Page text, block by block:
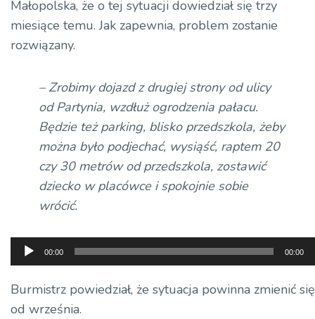
Małopolska, że o tej sytuacji dowiedział się trzy
miesiące temu. Jak zapewnia, problem zostanie
rozwiązany.
– Zrobimy dojazd z drugiej strony od ulicy
od Partynia, wzdłuż ogrodzenia pałacu.
Będzie też parking, blisko przedszkola, żeby
można było podjechać, wysiąść, raptem 20
czy 30 metrów od przedszkola, zostawić
dziecko w placówce i spokojnie sobie
wrócić.
Odtwarzacz
plików
dźwiękowych
00:00 00:00
Burmistrz powiedział, że sytuacja powinna zmienić się
od września.